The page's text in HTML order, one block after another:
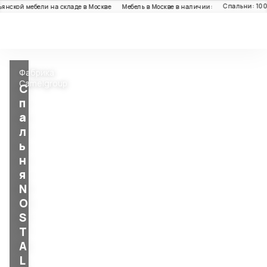
мебели на складе в Москве Мебель в Москве в наличии: Спальни: 100+
Фабрика
Camelgroup
С
п
а
л
ь
н
я
N
O
S
T
A
L